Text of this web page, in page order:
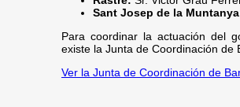
Sant Josep de la
Para coordinar la actuación del
existe la Junta de Coordinación de
Ver la Junta de Coordinación de